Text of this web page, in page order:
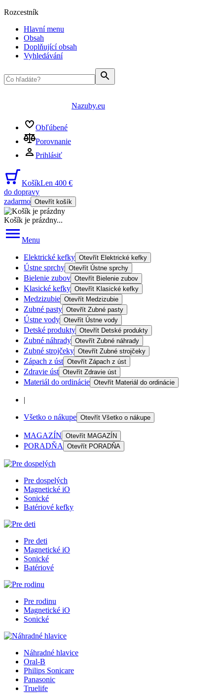
Rozcestník
Hlavní menu
Obsah
Doplňující obsah
Vyhledávání
Nazuby.eu
Obľúbené
Porovnanie
Prihlásiť
KošíkLen 400 €
do dopravy
zadarmo Otevřít košík
Košík je prázdny...
Menu
Elektrické kefky Otevřít Elektrické kefky
Ústne sprchy Otevřít Ústne sprchy
Bielenie zubov Otevřít Bielenie zubov
Klasické kefky Otevřít Klasické kefky
Medzizubie Otevřít Medzizubie
Zubné pasty Otevřít Zubné pasty
Ústne vody Otevřít Ústne vody
Detské produkty Otevřít Detské produkty
Zubné náhrady Otevřít Zubné náhrady
Zubné strojčeky Otevřít Zubné strojčeky
Zápach z úst Otevřít Zápach z úst
Zdravie úst Otevřít Zdravie úst
Materiál do ordinácie Otevřít Materiál do ordinácie
|
Všetko o nákupe Otevřít Všetko o nákupe
MAGAZÍN Otevřít MAGAZÍN
PORADŇA Otevřít PORADŇA
Pre dospelých
Magnetické iO
Sonické
Batériové kefky
Pre deti
Magnetické iO
Sonické
Batériové
Pre rodinu
Magnetické iO
Sonické
Náhradné hlavice
Oral-B
Philips Sonicare
Panasonic
Truelife